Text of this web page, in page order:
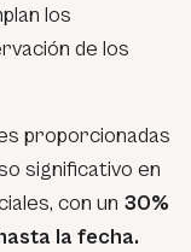
los
de los
proporcionadas
significativo en
con un 30%
la fecha.